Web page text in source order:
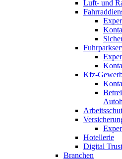
Luft- und
Kfz-
Hotellerie
Digital Trust
Branchen